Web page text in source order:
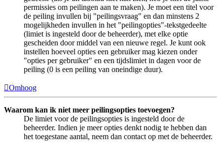
permissies om peilingen aan te maken). Je moet een titel voor
de peiling invullen bij "peilingsvraag" en dan minstens 2
mogelijkheden invullen in het "peilingopties"-tekstgedeelte
(limiet is ingesteld door de beheerder), met elke optie
gescheiden door middel van een nieuwe regel. Je kunt ook
instellen hoeveel opties een gebruiker mag kiezen onder
"opties per gebruiker" en een tijdslimiet in dagen voor de
peiling (0 is een peiling van oneindige duur).
Omhoog
Waarom kan ik niet meer peilingsopties toevoegen?
De limiet voor de peilingsopties is ingesteld door de
beheerder. Indien je meer opties denkt nodig te hebben dan
het toegestane aantal, neem dan contact op met de beheerder.